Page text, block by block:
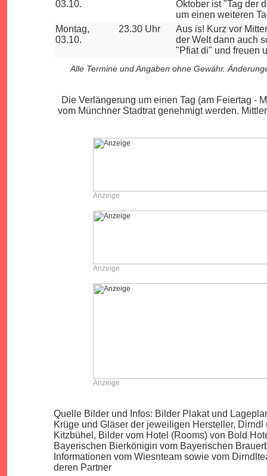
03.10.
Oktober ist "Tag der
um einen weiteren
Montag,
03.10.
23.30 Uhr
Aus is! Kurz vor
der Welt dann auch
"Pfiat di" und freuen
Alle Termine und Angaben ohne Gewähr.
Die Verlängerung um einen Tag (am Feiertag -
vom Münchner Stadtrat genehmigt werden.
Anzeige
Anzeige
Anzeige
Quelle Bilder und Infos: Bilder Plakat und
Krüge und Gläser der jeweiligen Hersteller,
Kitzbühel, Bilder vom Hotel (Rooms) von Bold
Bayerischen Bierkönigin vom Bayerischen
Informationen vom Wiesnteam sowie vom
deren Partner